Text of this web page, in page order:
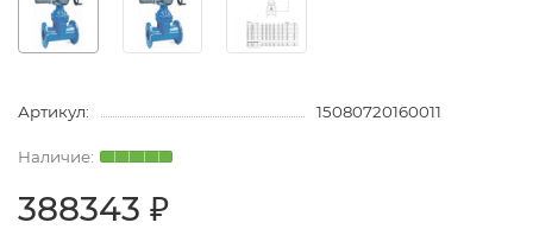
Артикул: 15080720160011
388343 ₽